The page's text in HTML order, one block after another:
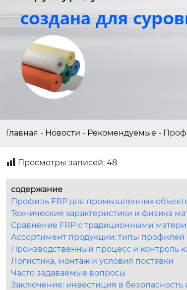
Главная - Новости - Рекомендуемые -
Просмотры записей: 48
содержание
Профиль FRP для промышленных
Технические характеристики и физика
Сравнение FRP с традиционными
Ассортимент продукции: типы
Производственный процесс и контроль
Логистика, монтаж и условия поставки
Часто задаваемые вопросы
Заключение: инвестиция в безопасность